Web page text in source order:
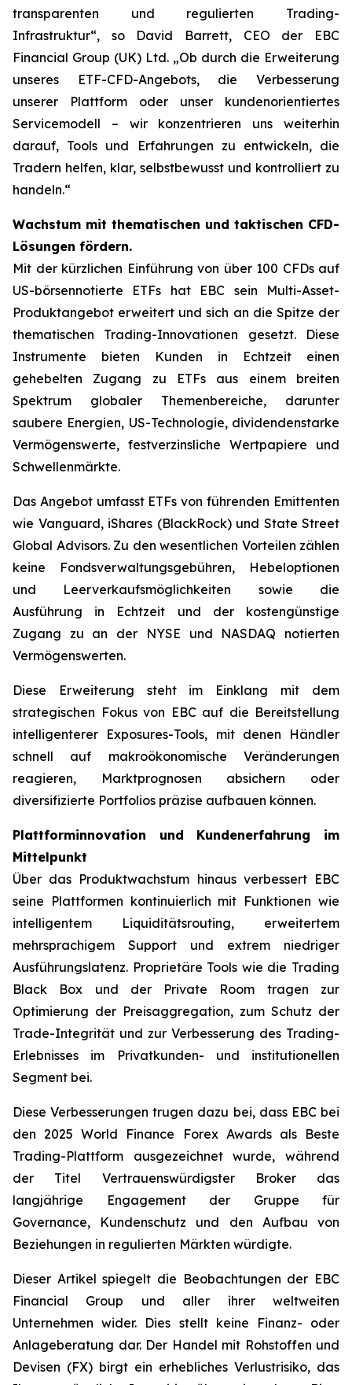
transparenten und regulierten Trading-
Infrastruktur“, so David Barrett, CEO der EBC
Financial Group (UK) Ltd. „Ob durch die Erweiterung
unseres ETF-CFD-Angebots, die Verbesserung
unserer Plattform oder unser kundenorientiertes
Servicemodell – wir konzentrieren uns weiterhin
darauf, Tools und Erfahrungen zu entwickeln, die
Tradern helfen, klar, selbstbewusst und kontrolliert zu
handeln.“
Wachstum mit thematischen und taktischen CFD-
Lösungen fördern.
Mit der kürzlichen Einführung von über 100 CFDs auf
US-börsennotierte ETFs hat EBC sein Multi-Asset-
Produktangebot erweitert und sich an die Spitze der
thematischen Trading-Innovationen gesetzt. Diese
Instrumente bieten Kunden in Echtzeit einen
gehebelten Zugang zu ETFs aus einem breiten
Spektrum globaler Themenbereiche, darunter
saubere Energien, US-Technologie, dividendenstarke
Vermögenswerte, festverzinsliche Wertpapiere und
Schwellenmärkte.
Das Angebot umfasst ETFs von führenden Emittenten
wie Vanguard, iShares (BlackRock) und State Street
Global Advisors. Zu den wesentlichen Vorteilen zählen
keine Fondsverwaltungsgebühren, Hebeloptionen
und Leerverkaufsmöglichkeiten sowie die
Ausführung in Echtzeit und der kostengünstige
Zugang zu an der NYSE und NASDAQ notierten
Vermögenswerten.
Diese Erweiterung steht im Einklang mit dem
strategischen Fokus von EBC auf die Bereitstellung
intelligenterer Exposures-Tools, mit denen Händler
schnell auf makroökonomische Veränderungen
reagieren, Marktprognosen absichern oder
diversifizierte Portfolios präzise aufbauen können.
Plattforminnovation und Kundenerfahrung im
Mittelpunkt
Über das Produktwachstum hinaus verbessert EBC
seine Plattformen kontinuierlich mit Funktionen wie
intelligentem Liquiditätsrouting, erweitertem
mehrsprachigem Support und extrem niedriger
Ausführungslatenz. Proprietäre Tools wie die Trading
Black Box und der Private Room tragen zur
Optimierung der Preisaggregation, zum Schutz der
Trade-Integrität und zur Verbesserung des Trading-
Erlebnisses im Privatkunden- und institutionellen
Segment bei.
Diese Verbesserungen trugen dazu bei, dass EBC bei
den 2025World Finance Forex Awards als Beste
Trading-Plattform ausgezeichnet wurde, während
der Titel Vertrauenswürdigster Brokerdas
langjährige Engagement der Gruppe für
Governance, Kundenschutz und den Aufbau von
Beziehungen in regulierten Märkten würdigte.
Dieser Artikel spiegelt die Beobachtungen der EBC
Financial Group und aller ihrer weltweiten
Unternehmen wider. Dies stellt keine Finanz- oder
Anlageberatung dar. Der Handel mit Rohstoffen und
Devisen (FX) birgt ein erhebliches Verlustrisiko, das